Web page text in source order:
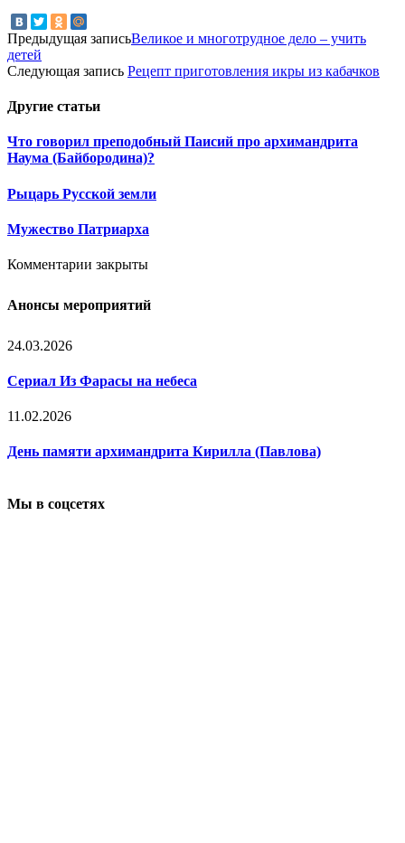
Предыдущая записьВеликое и многотрудное дело – учить
детей
Следующая запись Рецепт приготовления икры из кабачков
Другие статьи
Что говорил преподобный Паисий про архимандрита
Наума (Байбородина)?
Рыцарь Русской земли
Мужество Патриарха
Комментарии закрыты
Анонсы мероприятий
24.03.2026
Сериал Из Фарасы на небеса
11.02.2026
День памяти архимандрита Кирилла (Павлова)
Мы в соцсетях